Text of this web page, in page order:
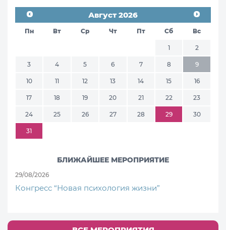
Август 2026
Пн Вт Ср Чт Пт Сб Вс
1 2
3 4 5 6 7 8 9
10 11 12 13 14 15 16
17 18 19 20 21 22 23
24 25 26 27 28 29 30
31
БЛИЖАЙШЕЕ МЕРОПРИЯТИЕ
29/08/2026
Конгресс “Новая психология жизни”